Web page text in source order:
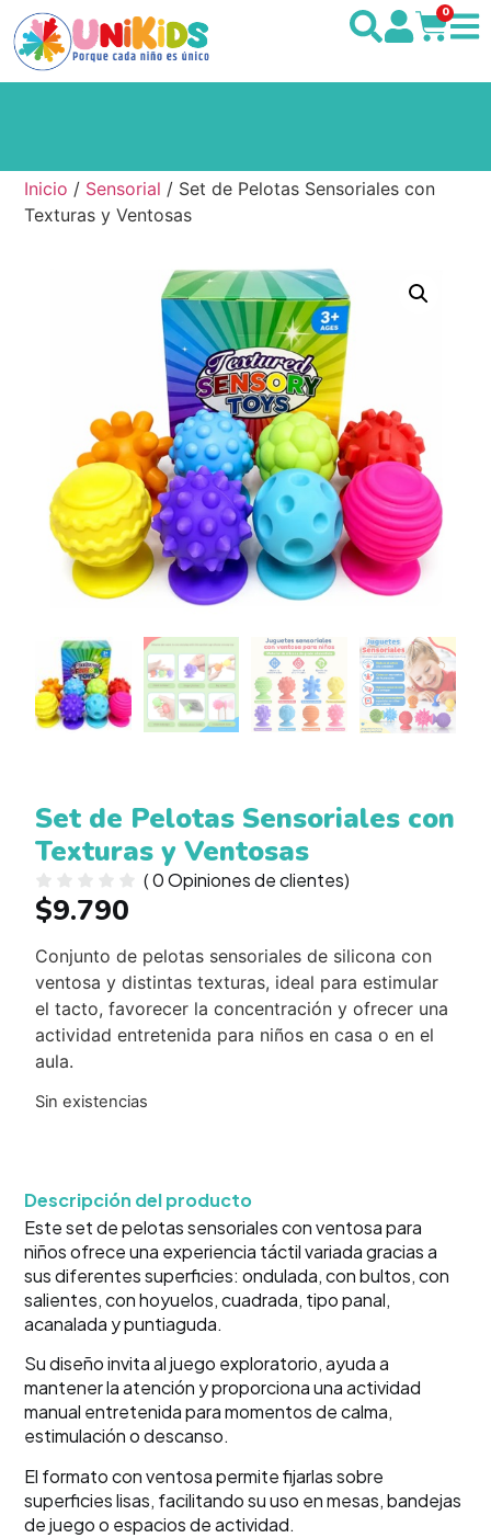
0
Inicio / Sensorial / Set de Pelotas Sensoriales con
Texturas y Ventosas
Set de Pelotas Sensoriales con
Texturas y Ventosas
(0Opiniones de clientes)
$9.790
Conjunto de pelotas sensoriales de silicona con
ventosa y distintas texturas, ideal para estimular
el tacto, favorecer la concentración y ofrecer una
actividad entretenida para niños en casa o en el
aula.
Sin existencias
Descripción del producto
Este set de pelotas sensoriales con ventosa para
niños ofrece una experiencia táctil variada gracias a
sus diferentes superficies: ondulada, con bultos, con
salientes, con hoyuelos, cuadrada, tipo panal,
acanalada y puntiaguda.
Su diseño invita al juego exploratorio, ayuda a
mantener la atención y proporciona una actividad
manual entretenida para momentos de calma,
estimulación o descanso.
El formato con ventosa permite fijarlas sobre
superficies lisas, facilitando su uso en mesas, bandejas
de juego o espacios de actividad.